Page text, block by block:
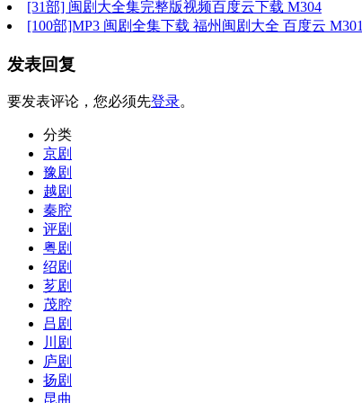
[31部] 闽剧大全集完整版视频百度云下载 M304
[100部]MP3 闽剧全集下载 福州闽剧大全 百度云 M301
发表回复
要发表评论，您必须先登录。
分类
京剧
豫剧
越剧
秦腔
评剧
粤剧
绍剧
芗剧
茂腔
吕剧
川剧
庐剧
扬剧
昆曲